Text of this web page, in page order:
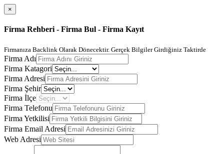
×
Firma Rehberi - Firma Bul - Firma Kayıt
Firmanıza Backlink Olarak Dönecektir. Gerçek Bilgiler Girdiğiniz Taktirde
Firma Adı
Firma Katagori
Firma Adresi
Firma Şehir
Firma İlçe
Firma Telefonu
Firma Yetkilisi
Firma Email Adresi
Web Adresi